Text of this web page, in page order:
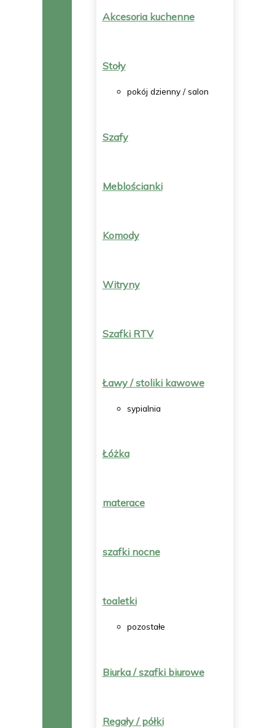
Akcesoria kuchenne
Stoły
pokój dzienny / salon
Szafy
Meblościanki
Komody
Witryny
Szafki RTV
Ławy / stoliki kawowe
sypialnia
Łóżka
materace
szafki nocne
toaletki
pozostałe
Biurka / szafki biurowe
Regały / półki